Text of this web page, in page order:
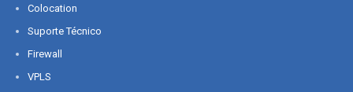
Colocation
Suporte Técnico
Firewall
VPLS